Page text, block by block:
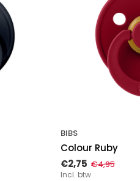
BIBS
Colour Ruby
€2,75 €4,95
Incl. btw